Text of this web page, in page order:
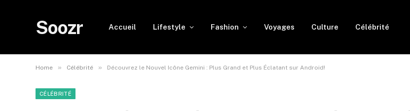
Soozr Accueil Lifestyle Fashion Voyages Culture Célébrité
Home » Célébrité » Découvrez le Nouvel Icône Gemini : Plus Grand et Plus Éclatant sur Android!
CÉLÉBRITÉ